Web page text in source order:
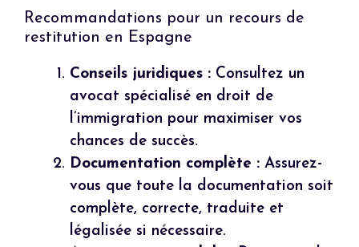
Recommandations pour un recours de
restitution en Espagne
Conseils juridiques : Consultez un
avocat spécialisé en droit de
l’immigration pour maximiser vos
chances de succès.
Documentation complète : Assurez-
vous que toute la documentation soit
complète, correcte, traduite et
légalisée si nécessaire.